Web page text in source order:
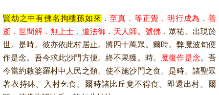
賢劫之中有佛名拘樓孫如來 ．至真．等正覺．明行成為．善
逝．世間解．無上士．道法御．天人師。號佛 ．眾祐。出現於
世。是時。彼亦依此村居止。將四十萬眾。爾時。弊魔波旬便
作是念。吾今求此沙門方便。終不果獲。時。 魔復作是念。吾
今當約敕婆羅村中人民之類。使不施沙門之食。是時。諸聖眾
著衣持鉢。入村乞食。爾時諸比丘竟不得食。即還出村。爾